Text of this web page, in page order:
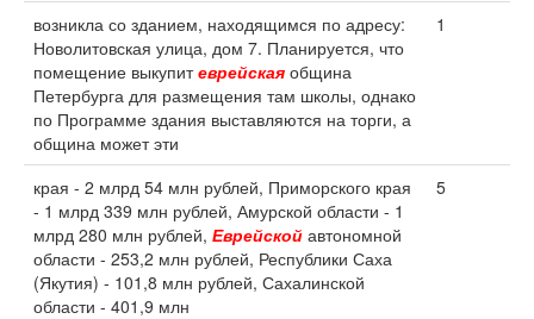
возникла со зданием, находящимся по адресу:
Новолитовская улица, дом 7. Планируется, что
помещение выкупитеврейская община
Петербурга для размещения там школы, однако
по Программе здания выставляются на торги, а
община может эти
1
края - 2 млрд 54 млн рублей, Приморского края
- 1 млрд 339 млн рублей, Амурской области - 1
млрд 280 млн рублей, Еврейской автономной
области - 253,2 млн рублей, Республики Саха
(Якутия) - 101,8 млн рублей, Сахалинской
области - 401,9 млн
5